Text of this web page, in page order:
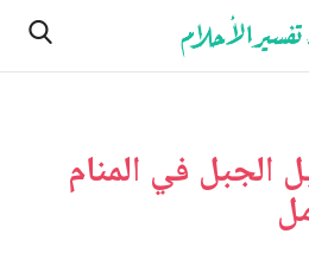
الجبل في المنام